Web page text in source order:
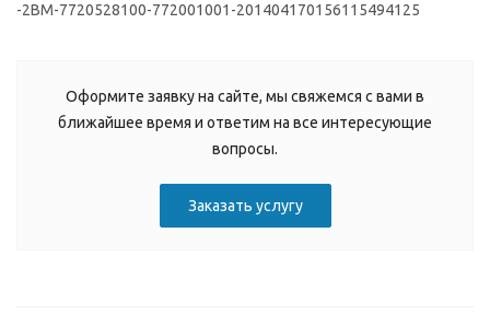
-2BM-7720528100-772001001-201404170156115494125
Оформите заявку на сайте, мы свяжемся с вами в
ближайшее время и ответим на все интересующие
вопросы.
Заказать услугу